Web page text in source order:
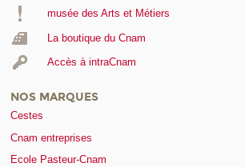
musée des Arts et Métiers
La boutique du Cnam
Accès à intraCnam
NOS MARQUES
Cestes
Cnam entreprises
Ecole Pasteur-Cnam